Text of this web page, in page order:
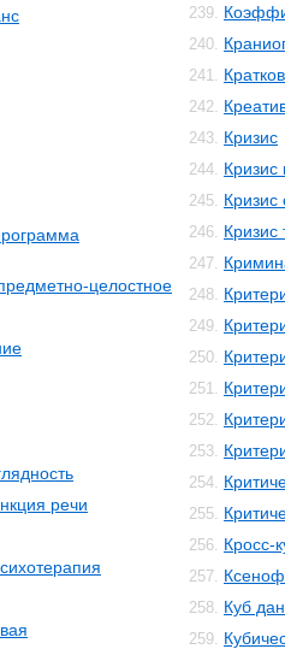
целостное
речи
239.
240.
241.
242.
243. Кризис
244. Кризис
245. Кризис
246. Кризис
247.
248.
249.
250.
251.
252.
253.
254.
255.
256. Кросс-
257.
258. Куб
259.